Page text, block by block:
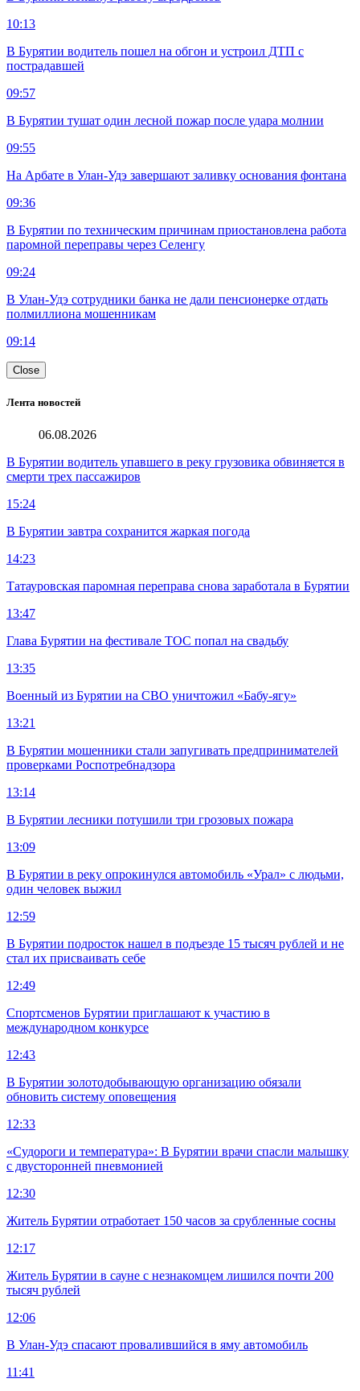
10:13
В Бурятии водитель пошел на обгон и устроил ДТП с
пострадавшей
09:57
В Бурятии тушат один лесной пожар после удара молнии
09:55
На Арбате в Улан-Удэ завершают заливку основания фонтана
09:36
В Бурятии по техническим причинам приостановлена работа
паромной переправы через Селенгу
09:24
В Улан-Удэ сотрудники банка не дали пенсионерке отдать
полмиллиона мошенникам
09:14
Close
Лента новостей
06.08.2026
В Бурятии водитель упавшего в реку грузовика обвиняется в
смерти трех пассажиров
15:24
В Бурятии завтра сохранится жаркая погода
14:23
Татауровская паромная переправа снова заработала в Бурятии
13:47
Глава Бурятии на фестивале ТОС попал на свадьбу
13:35
Военный из Бурятии на СВО уничтожил «Бабу-ягу»
13:21
В Бурятии мошенники стали запугивать предпринимателей
проверками Роспотребнадзора
13:14
В Бурятии лесники потушили три грозовых пожара
13:09
В Бурятии в реку опрокинулся автомобиль «Урал» с людьми,
один человек выжил
12:59
В Бурятии подросток нашел в подъезде 15 тысяч рублей и не
стал их присваивать себе
12:49
Спортсменов Бурятии приглашают к участию в
международном конкурсе
12:43
В Бурятии золотодобывающую организацию обязали
обновить систему оповещения
12:33
«Судороги и температура»: В Бурятии врачи спасли малышку
с двусторонней пневмонией
12:30
Житель Бурятии отработает 150 часов за срубленные сосны
12:17
Житель Бурятии в сауне с незнакомцем лишился почти 200
тысяч рублей
12:06
В Улан-Удэ спасают провалившийся в яму автомобиль
11:41